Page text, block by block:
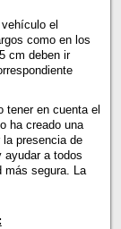
el
como en los
cm deben ir
tener en cuenta el
ha creado una
presencia de
a todos
más segura. La